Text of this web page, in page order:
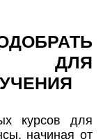
ДЛЯ
курсов для
начиная от